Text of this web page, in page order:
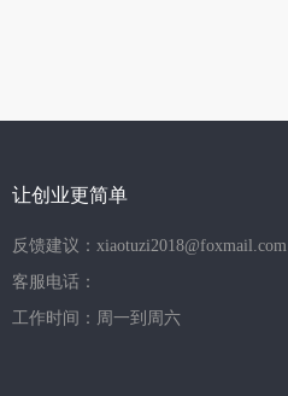
让创业更简单
反馈建议：xiaotuzi2018@foxmail.com
客服电话：
工作时间：周一到周六